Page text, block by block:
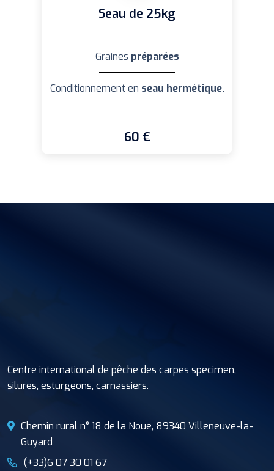
Seau de 25kg
Graines préparées
Conditionnement en seau hermétique.
60 €
Centre international de pêche des carpes specimen,
silures, esturgeons, carnassiers.
Chemin rural n° 18 de la Noue, 89340 Villeneuve-la-
Guyard
(+33)6 07 30 01 67